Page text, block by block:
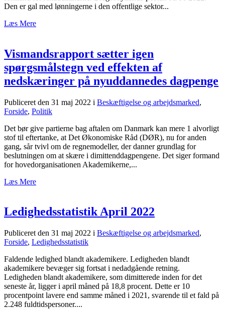
Den er gal med lønningerne i den offentlige sektor...
Læs Mere
Vismandsrapport sætter igen
spørgsmålstegn ved effekten af
nedskæringer på nyuddannedes dagpenge
Publiceret den 31 maj 2022 i Beskæftigelse og arbejdsmarked,
Forside, Politik
Det bør give partierne bag aftalen om Danmark kan mere 1 alvorligt
stof til eftertanke, at Det Økonomiske Råd (DØR), nu for anden
gang, sår tvivl om de regnemodeller, der danner grundlag for
beslutningen om at skære i dimittenddagpengene. Det siger formand
for hovedorganisationen Akademikerne,...
Læs Mere
Ledighedsstatistik April 2022
Publiceret den 31 maj 2022 i Beskæftigelse og arbejdsmarked,
Forside, Ledighedsstatistik
Faldende ledighed blandt akademikere. Ledigheden blandt
akademikere bevæger sig fortsat i nedadgående retning.
Ledigheden blandt akademikere, som dimitterede inden for det
seneste år, ligger i april måned på 18,8 procent. Dette er 10
procentpoint lavere end samme måned i 2021, svarende til et fald på
2.248 fuldtidspersoner....